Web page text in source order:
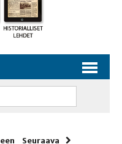
Seuraava